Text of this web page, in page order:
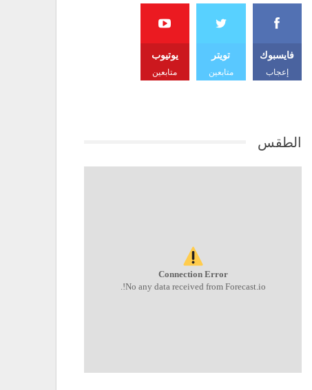
فايسبوك
إعجاب
تويتر
متابعين
يوتيوب
متابعين
الطقس
Connection Error
No any data received from Forecast.io!.